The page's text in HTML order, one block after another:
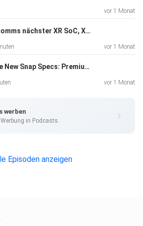
vor 1 Monat
E131 - Qualcomms nächster XR SoC, Xreal Aura und Clarence Dadson über Gaussian Splatting und Scanning
vor 1 Monat
Spezial - The New Snap Specs: Premium consumer design AR in 132 Grams of Plastic Titanium
vor 1 Monat
werben
in Podcasts.
Episoden anzeigen